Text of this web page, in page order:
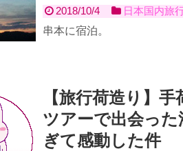
2018/10/4
日本国内旅
串本に宿泊。
【旅行荷造り】
ツアーで出会っ
ぎて感動した件